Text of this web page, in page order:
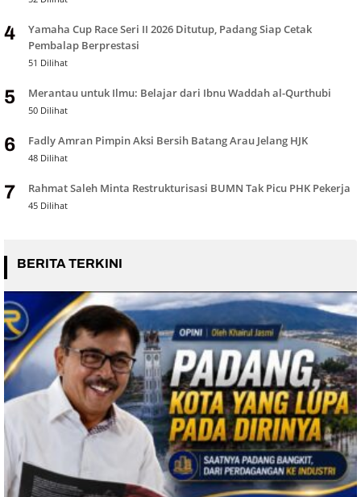
4
Yamaha Cup Race Seri II 2026 Ditutup, Padang Siap Cetak
Pembalap Berprestasi
51 Dilihat
5 Merantau untuk Ilmu: Belajar dari Ibnu Waddah al-Qurthubi
50 Dilihat
6 Fadly Amran Pimpin Aksi Bersih Batang Arau Jelang HJK
48 Dilihat
7 Rahmat Saleh Minta Restrukturisasi BUMN Tak Picu PHK Pekerja
45 Dilihat
BERITA TERKINI